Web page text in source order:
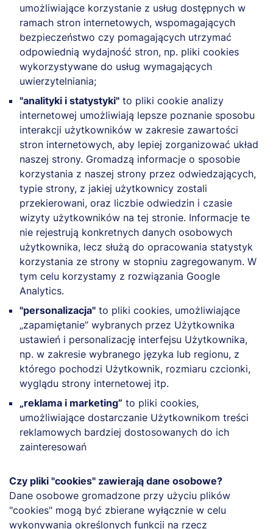
umożliwiające korzystanie z usług dostępnych w
ramach stron internetowych, wspomagających
bezpieczeństwo czy pomagających utrzymać
odpowiednią wydajność stron, np. pliki cookies
wykorzystywane do usług wymagających
uwierzytelniania;
"analityki i statystyki" to pliki cookie analizy
internetowej umożliwiają lepsze poznanie sposobu
interakcji użytkowników w zakresie zawartości
stron internetowych, aby lepiej zorganizować układ
naszej strony. Gromadzą informacje o sposobie
korzystania z naszej strony przez odwiedzających,
typie strony, z jakiej użytkownicy zostali
przekierowani, oraz liczbie odwiedzin i czasie
wizyty użytkowników na tej stronie. Informacje te
nie rejestrują konkretnych danych osobowych
użytkownika, lecz służą do opracowania statystyk
korzystania ze strony w stopniu zagregowanym. W
tym celu korzystamy z rozwiązania Google
Analytics.
"personalizacja" to pliki cookies, umożliwiające
„zapamiętanie” wybranych przez Użytkownika
ustawień i personalizację interfejsu Użytkownika,
np. w zakresie wybranego języka lub regionu, z
którego pochodzi Użytkownik, rozmiaru czcionki,
wyglądu strony internetowej itp.
„reklama i marketing” to pliki cookies,
umożliwiające dostarczanie Użytkownikom treści
reklamowych bardziej dostosowanych do ich
zainteresowań
Czy pliki "cookies" zawierają dane osobowe?
Dane osobowe gromadzone przy użyciu plików
"cookies" mogą być zbierane wyłącznie w celu
wykonywania określonych funkcji na rzecz